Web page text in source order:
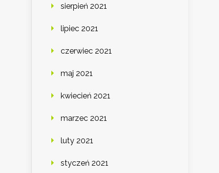
sierpień 2021
lipiec 2021
czerwiec 2021
maj 2021
kwiecień 2021
marzec 2021
luty 2021
styczeń 2021